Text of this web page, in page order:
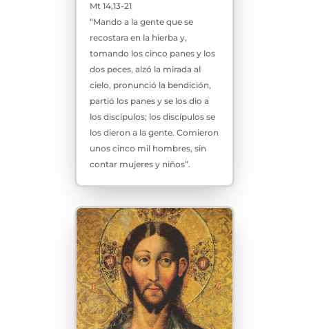
Mt 14,13-21
“Mando a la gente que se
recostara en la hierba y,
tomando los cinco panes y los
dos peces, alzó la mirada al
cielo, pronunció la bendición,
partió los panes y se los dio a
los discípulos; los discípulos se
los dieron a la gente. Comieron
unos cinco mil hombres, sin
contar mujeres y niños”.